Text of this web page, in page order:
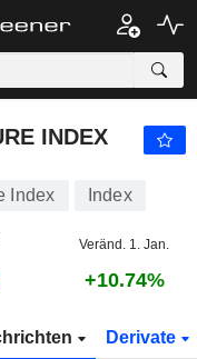
INDEX
Index Index
Veränd. 1. Jan.
+10.74%
Derivate